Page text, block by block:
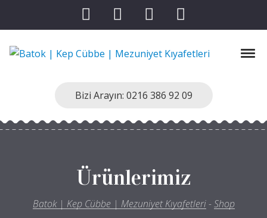
Batok | Kep Cübbe | Mezuniyet Kıyafetleri
Bizi Arayın: 0216 386 92 09
Ürünlerimiz
Batok | Kep Cübbe | Mezuniyet Kıyafetleri-Shop